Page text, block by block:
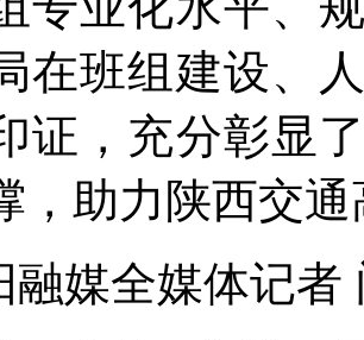
在班组建设、
证，充分彰显
，助力陕西交
融媒全媒体记者